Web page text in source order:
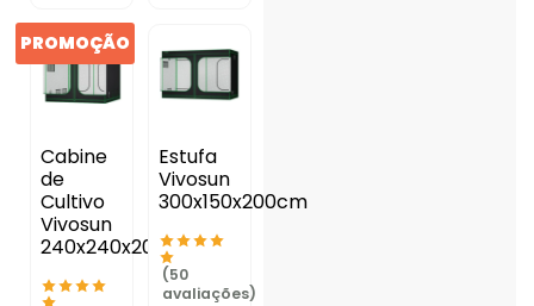
PROMOÇÃO
Cabine
de
Cultivo
Vivosun
240x240x200cm
Estufa
Vivosun
300x150x200cm
(50
avaliações)